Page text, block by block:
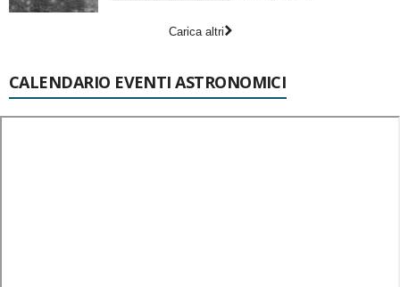
Carica altri
CALENDARIO EVENTI ASTRONOMICI